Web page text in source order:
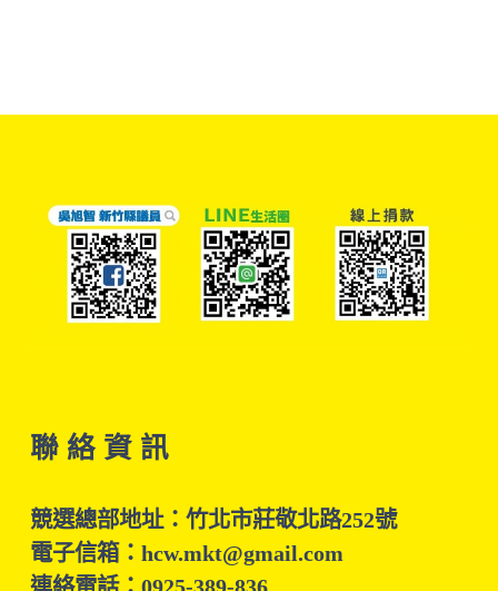
聯 絡 資 訊
競選總部地址：竹北市莊敬北路252號
電子信箱：hcw.mkt@gmail.com